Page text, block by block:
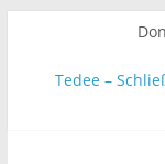
springenTedee –
Tedee –
Unifi
Tedee –